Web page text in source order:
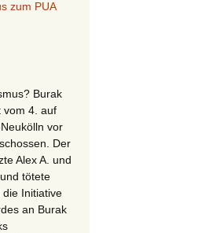
zum PUA
Burak
vom 4. auf
vor
Der
Alex A. und
tötete
die Initiative
an Burak